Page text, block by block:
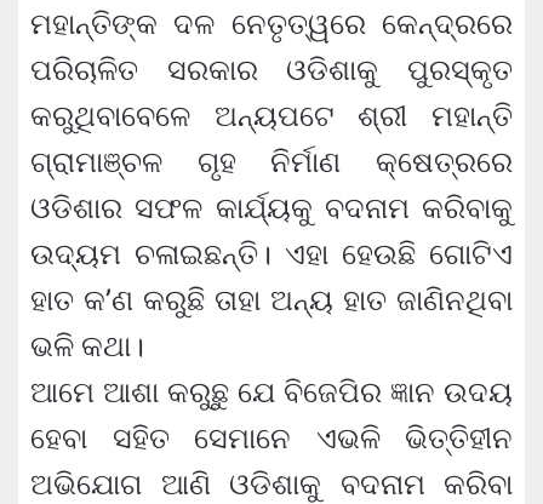
ମହାନ୍ତିଙ୍କ ଦଳ ନେତୃତ୍ୱରେ କେନ୍ଦ୍ରରେ
ପରିଚାଳିତ ସରକାର ଓଡିଶାକୁ ପୁରସ୍କୃତ
କରୁଥିବାବେଳେ ଅନ୍ୟପଟେ ଶ୍ରୀ ମହାନ୍ତି
ଗ୍ରାମାଞ୍ଚଳ ଗୃହ ନିର୍ମାଣ କ୍ଷେତ୍ରରେ
ଓଡିଶାର ସଫଳ କାର୍ଯ୍ୟକୁ ବଦନାମ କରିବାକୁ
ଉଦ୍ୟମ ଚଳାଇଛନ୍ତି। ଏହା ହେଉଛି ଗୋଟିଏ
ହାତ କ’ଣ କରୁଛି ତାହା ଅନ୍ୟ ହାତ ଜାଣିନଥିବା
ଭଳି କଥା।
ଆମେ ଆଶା କରୁଛୁ ଯେ ବିଜେପିର ଜ୍ଞାନ ଉଦୟ
ହେବା ସହିତ ସେମାନେ ଏଭଳି ଭିତ୍ତିହୀନ
ଅଭିଯୋଗ ଆଣି ଓଡିଶାକୁ ବଦନାମ କରିବା